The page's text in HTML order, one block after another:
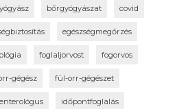
bőrgyógyászat covid
egészségmegőrzés
foglaljorvost fogorvos
gégész fül-orr-gégészet
időpontfoglalás